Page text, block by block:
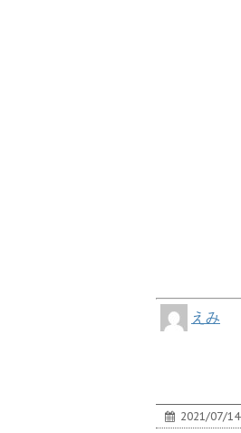
えみ
2021/07/14